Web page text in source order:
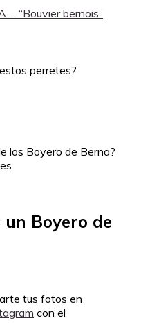
“Bouvier bernois”
perretes?
los Boyero de Berna?
Boyero de
tus fotos en
con el